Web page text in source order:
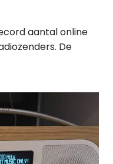
aantal online
De